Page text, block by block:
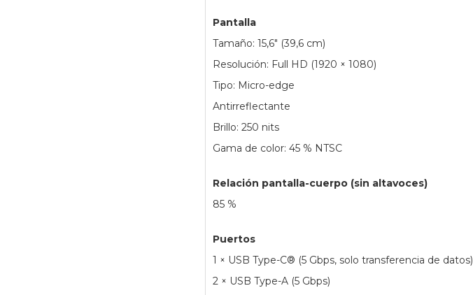
Pantalla
Tamaño: 15,6" (39,6 cm)
Resolución: Full HD (1920 × 1080)
Tipo: Micro-edge
Antirreflectante
Brillo: 250 nits
Gama de color: 45 % NTSC
Relación pantalla-cuerpo (sin altavoces)
85 %
Puertos
1 × USB Type-C® (5 Gbps, solo transferencia de datos)
2 × USB Type-A (5 Gbps)